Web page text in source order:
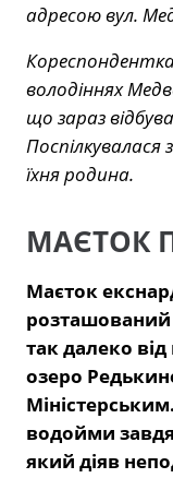
адресою вул.
володіннях
що зараз
Поспілкувалася
їхня родина.
МАЄТОК
Маєток
розташований
так далеко
озеро
водойми
який діяв